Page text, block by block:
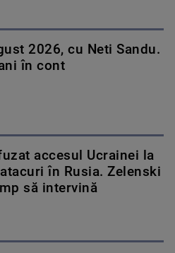
2026, cu Neti Sandu.
în cont
accesul Ucrainei la
în Rusia. Zelenski
să intervină